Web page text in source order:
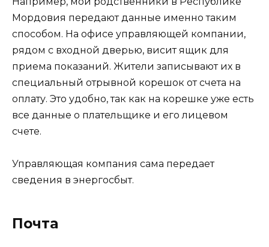
Мордовия передают данные именно таким
способом. На офисе управляющей компании,
рядом с входной дверью, висит ящик для
приема показаний. Жители записывают их в
специальный отрывной корешок от счета на
оплату. Это удобно, так как на корешке уже есть
все данные о плательщике и его лицевом
счете.
Управляющая компания сама передает
сведения в энергосбыт.
Почта